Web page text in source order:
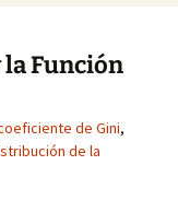
Función
de Gini,
de la